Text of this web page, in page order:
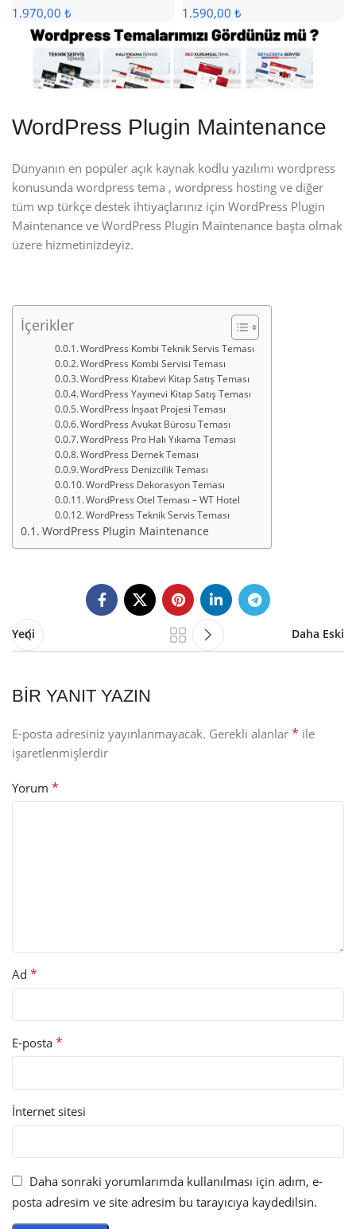
1.970,00 ₺ 1.590,00 ₺
WordPress Plugin Maintenance
Dünyanın en popüler açık kaynak kodlu yazılımı wordpress
konusunda wordpress tema , wordpress hosting ve diğer
tüm wp türkçe destek ihtiyaçlarınız için WordPress Plugin
Maintenance ve WordPress Plugin Maintenance başta olmak
üzere hizmetinizdeyiz.
İçerikler
WordPress Kombi Teknik Servis Teması
WordPress Kombi Servisi Teması
WordPress Kitabevi Kitap Satış Teması
WordPress Yayınevi Kitap Satış Teması
WordPress İnşaat Projesi Teması
WordPress Avukat Bürosu Teması
WordPress Pro Halı Yıkama Teması
WordPress Dernek Teması
WordPress Denizcilik Teması
WordPress Dekorasyon Teması
WordPress Otel Teması – WT Hotel
WordPress Teknik Servis Teması
WordPress Plugin Maintenance
Yeni Daha Eski
BIR YANIT YAZIN
E-posta adresiniz yayınlanmayacak. Gerekli alanlar * ile
işaretlenmişlerdir
Yorum *
Ad *
E-posta *
İnternet sitesi
Daha sonraki yorumlarımda kullanılması için adım, e-
posta adresim ve site adresim bu tarayıcıya kaydedilsin.